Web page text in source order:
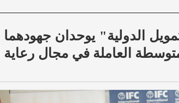
الدولية" يوحدان جهودهما
العاملة في مجال رعاية